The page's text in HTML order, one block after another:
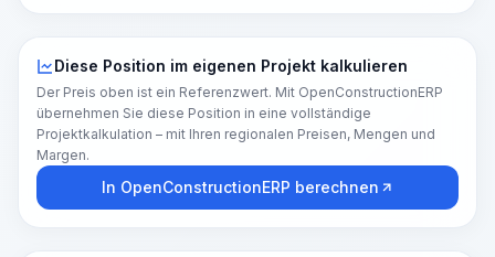
Diese Position im eigenen Projekt kalkulieren
Der Preis oben ist ein Referenzwert. Mit OpenConstructionERP
übernehmen Sie diese Position in eine vollständige
Projektkalkulation – mit Ihren regionalen Preisen, Mengen und
Margen.
In OpenConstructionERP berechnen